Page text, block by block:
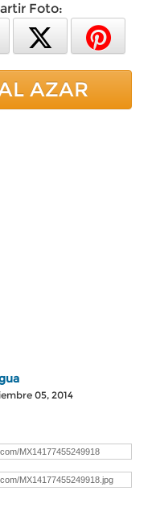
Foto:
AZAR
05, 2014